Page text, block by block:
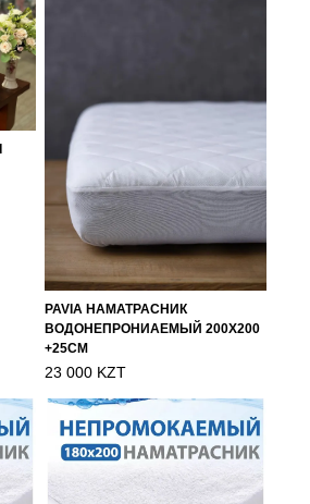
PAVIA НАМАТРАСНИК
ВОДОНЕПРОНИАЕМЫЙ 200Х200
+25СМ
23 000 KZT